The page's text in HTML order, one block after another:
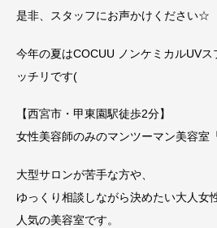
是非、スタッフにお声かけください☆
今年の夏はCOCUU ノンケミカルUV
ッチリです(
【西宮市・甲東園駅徒歩2分】
女性美容師のみのマンツーマン美容室
大型サロンが苦手な方や、
ゆっくり相談しながら決めたい大人女
人気の美容室です。